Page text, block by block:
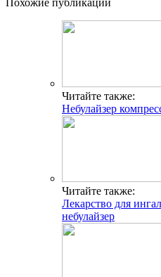
Похожие публикации
Читайте также:
Небулайзер
Читайте также:
Лекарство для
небулайзер